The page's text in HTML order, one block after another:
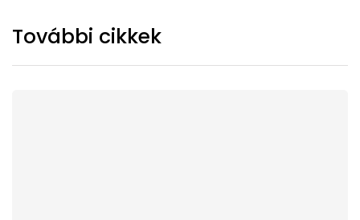
További cikkek